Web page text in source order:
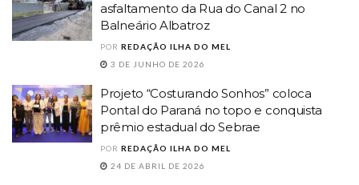
asfaltamento da Rua do Canal 2 no
Balneário Albatroz
POR REDAÇÃO ILHA DO MEL
3 DE JUNHO DE 2026
Projeto “Costurando Sonhos” coloca
Pontal do Paraná no topo e conquista
prêmio estadual do Sebrae
POR REDAÇÃO ILHA DO MEL
24 DE ABRIL DE 2026